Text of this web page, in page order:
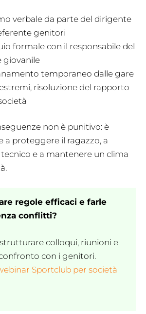
verbale da parte del dirigente
genitori
formale con il responsabile del
giovanile
temporaneo dalle gare
risoluzione del rapporto
non è punitivo: è
a proteggere il ragazzo, a
e a mantenere un clima
regole efficaci e farle
conflitti?
colloqui, riunioni e
con i genitori.
Sportclub per società